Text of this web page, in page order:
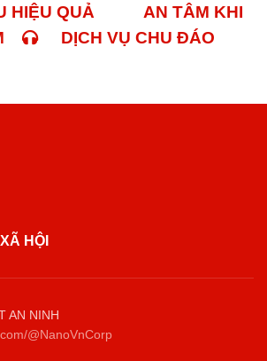
HIỆU QUẢ
AN TÂM KHI
DỊCH VỤ CHU ĐÁO
HỘI
AN NINH
@NanoVnCorp